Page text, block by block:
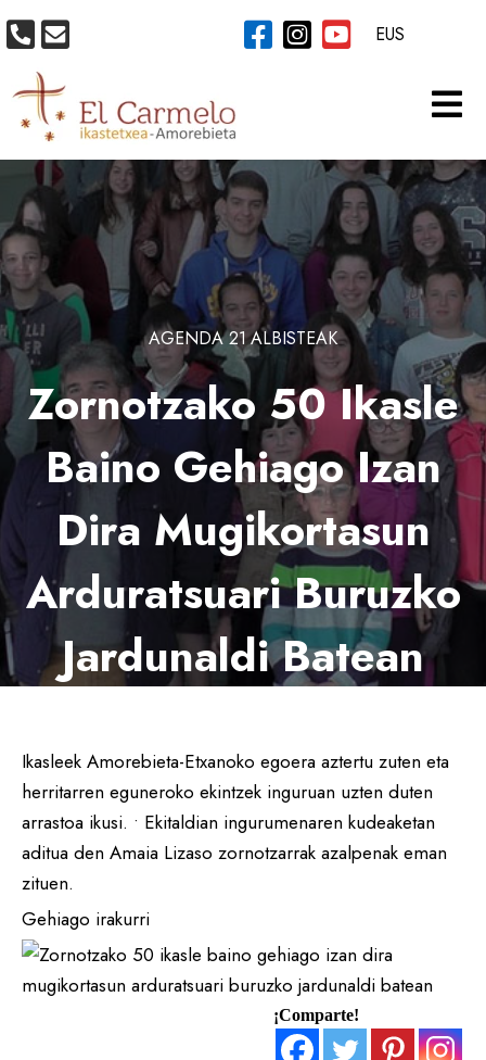
AGENDA 21ALBISTEAK
Zornotzako 50 Ikasle
Baino Gehiago Izan
Dira Mugikortasun
Arduratsuari Buruzko
Jardunaldi Batean
Ikasleek Amorebieta-Etxanoko egoera aztertu zuten eta
herritarren eguneroko ekintzek inguruan uzten duten
arrastoa ikusi. • Ekitaldian ingurumenaren kudeaketan
aditua den Amaia Lizaso zornotzarrak azalpenak eman
zituen.
Gehiago irakurri
¡Comparte!
EUS